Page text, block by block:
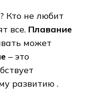
Кто не любит
все. Плавание
может
– это
развитию .